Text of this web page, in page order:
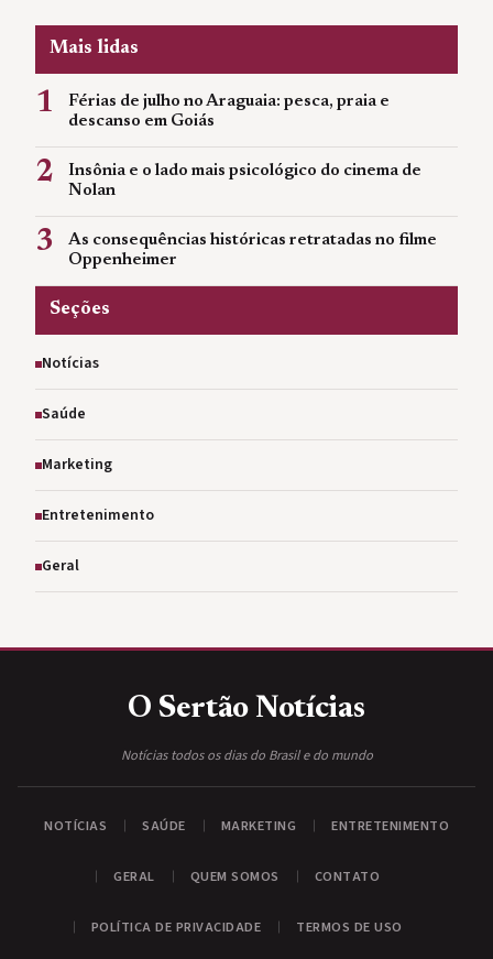
Mais lidas
1
Férias de julho no Araguaia: pesca, praia e
descanso em Goiás
2
Insônia e o lado mais psicológico do cinema de
Nolan
3
As consequências históricas retratadas no filme
Oppenheimer
Seções
Notícias
Saúde
Marketing
Entretenimento
Geral
O Sertão Notícias
Notícias todos os dias do Brasil e do mundo
NOTÍCIAS SAÚDE MARKETING ENTRETENIMENTO
GERAL QUEM SOMOS CONTATO
POLÍTICA DE PRIVACIDADE TERMOS DE USO